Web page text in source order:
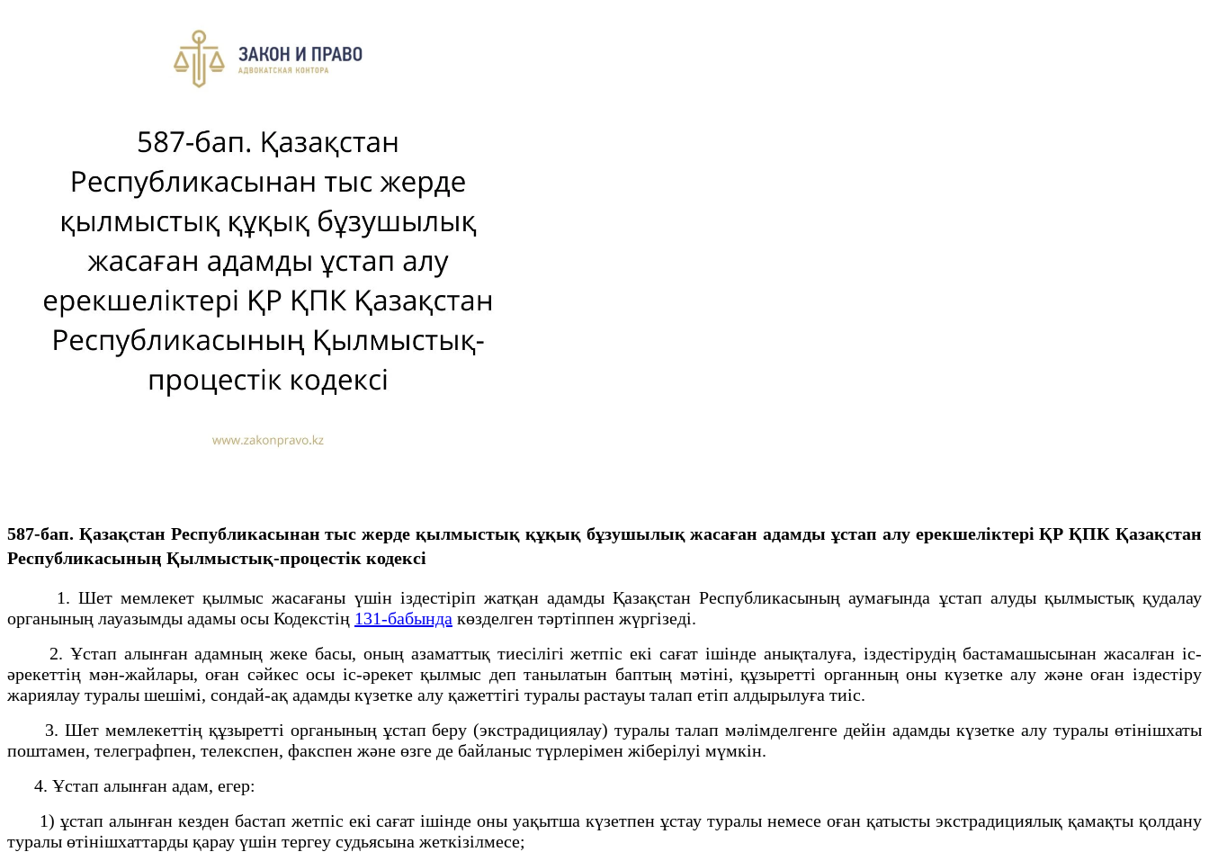
587-бап. Қазақстан Республикасынан тыс жерде қылмыстық құқық бұзушылық жасаған адамды ұстап алу ерекшеліктері ҚР ҚПК Қазақстан
Республикасының Қылмыстық-процестік кодексi
1. Шет мемлекет қылмыс жасағаны үшін іздестіріп жатқан адамды Қазақстан Республикасының аумағында ұстап алуды қылмыстық қудалау
органының лауазымды адамы осы Кодекстің 131-бабында көзделген тәртіппен жүргізеді.
2. Ұстап алынған адамның жеке басы, оның азаматтық тиесілігі жетпіс екі сағат ішінде анықталуға, іздестірудің бастамашысынан жасалған іс-
әрекеттің мән-жайлары, оған сәйкес осы іс-әрекет қылмыс деп танылатын баптың мәтіні, құзыретті органның оны күзетке алу және оған іздестіру
жариялау туралы шешімі, сондай-ақ адамды күзетке алу қажеттігі туралы растауы талап етіп алдырылуға тиіс.
3. Шет мемлекеттің құзыретті органының ұстап беру (экстрадициялау) туралы талап мәлімделгенге дейін адамды күзетке алу туралы өтінішхаты
поштамен, телеграфпен, телекспен, факспен және өзге де байланыс түрлерімен жіберілуі мүмкін.
4. Ұстап алынған адам, егер:
1) ұстап алынған кезден бастап жетпіс екі сағат ішінде оны уақытша күзетпен ұстау туралы немесе оған қатысты экстрадициялық қамақты қолдану
туралы өтінішхаттарды қарау үшін тергеу судьясына жеткізілмесе;